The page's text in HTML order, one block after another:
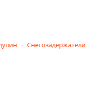
Снегозадержатели